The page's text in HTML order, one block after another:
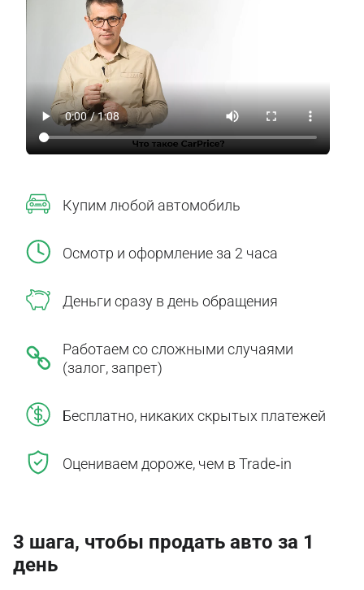
Купим любой автомобиль
Осмотр и оформление за 2 часа
Деньги сразу в день обращения
Работаем со сложными случаями
(залог, запрет)
Бесплатно, никаких скрытых платежей
Оцениваем дороже, чем в Trade‑in
3 шага, чтобы продать авто за 1
день